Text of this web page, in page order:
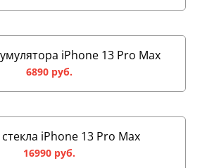
iPhone 13 Pro Max
6890 руб.
iPhone 13 Pro Max
16990 руб.